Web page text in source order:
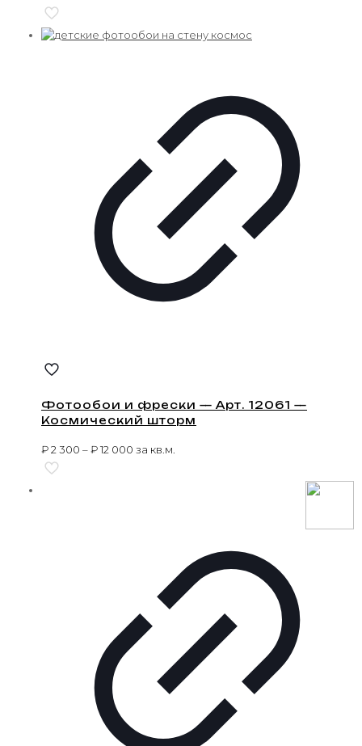
Фотообои и фрески — Арт. 12061 —
Космический шторм
₽2 300 –₽12 000 за кв.м.